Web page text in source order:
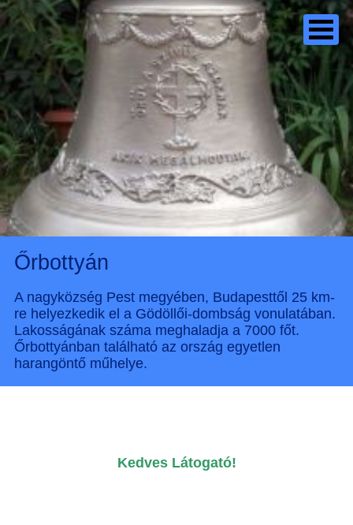
Őrbottyán
A nagyközség Pest megyében, Budapesttől 25 km-
re helyezkedik el a Gödöllői-dombság vonulatában.
Lakosságának száma meghaladja a 7000 főt.
Őrbottyánban található az ország egyetlen
harangöntő műhelye.
Kedves Látogató!